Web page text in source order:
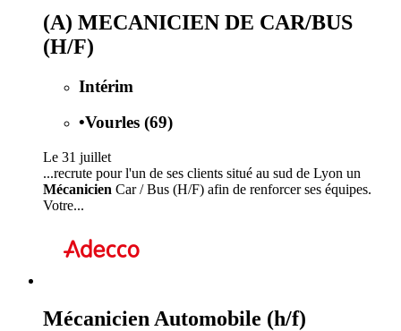
(A) MECANICIEN DE CAR/BUS
(H/F)
Intérim
•Vourles (69)
Le 31 juillet
...recrute pour l'un de ses clients situé au sud de Lyon un
Mécanicien Car / Bus (H/F) afin de renforcer ses équipes.
Votre...
Mécanicien Automobile (h/f)